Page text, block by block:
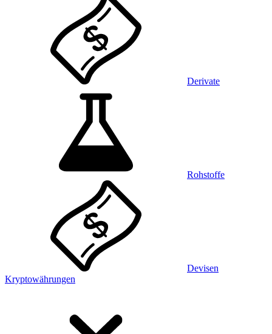
Derivate
Rohstoffe
Devisen
Kryptowährungen